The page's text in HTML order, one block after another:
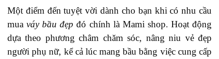
Một điểm đến tuyệt vời dành cho bạn khi có nhu cầu
muaváy bầu đẹp đó chính là Mami shop. Hoạt động
dựa theo phương châm chăm sóc, nâng niu vẻ đẹp
người phụ nữ, kể cả lúc mang bầu bằng việc cung cấp